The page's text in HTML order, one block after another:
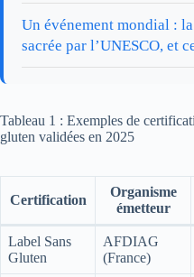
Un événement mondial :
sacrée par l’UNESCO, et
Tableau 1 : Exemples de
gluten validées en 2025
Certification
Organisme
émetteur
Label Sans
Gluten
AFDIAG
(France)